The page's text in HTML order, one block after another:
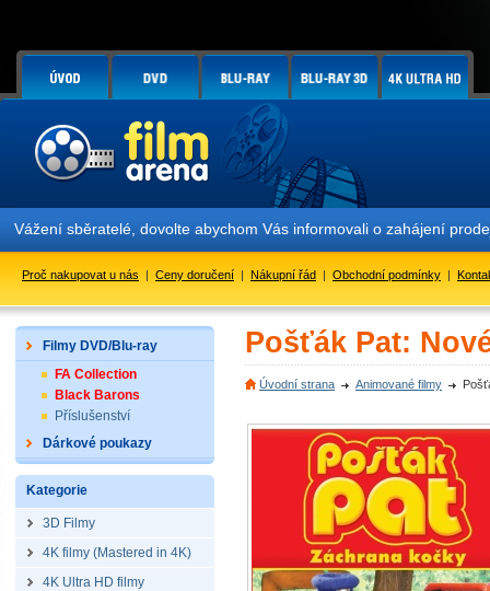
Vážení sběratelé, dovolte abychom Vás informovali o zahájení
Proč nakupovat u nás | Ceny doručení | Nákupní řád | Obchodní podmínky |
Filmy DVD/Blu-ray
FA Collection
Black Barons
Příslušenství
Dárkové poukazy
Kategorie
3D Filmy
4K filmy (Mastered in 4K)
4K Ultra HD filmy
Pošťák Pat:
Úvodní strana Animované filmy